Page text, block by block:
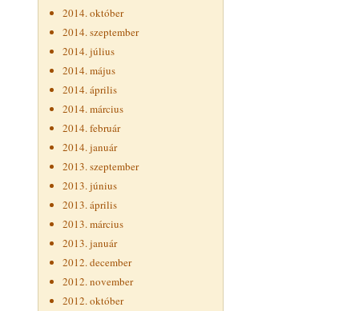
2014. október
2014. szeptember
2014. július
2014. május
2014. április
2014. március
2014. február
2014. január
2013. szeptember
2013. június
2013. április
2013. március
2013. január
2012. december
2012. november
2012. október